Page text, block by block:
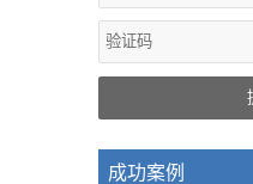
成功案例